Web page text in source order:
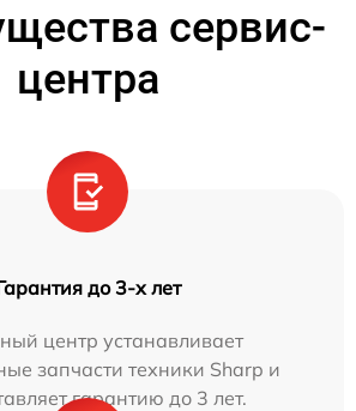
сервис-
центра
до 3-х лет
центр устанавливает
запчасти техники Sharp и
гарантию до 3 лет.